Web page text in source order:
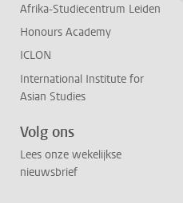
Afrika-Studiecentrum Leiden
Honours Academy
ICLON
International Institute for
Asian Studies
Volg ons
Lees onze wekelijkse
nieuwsbrief